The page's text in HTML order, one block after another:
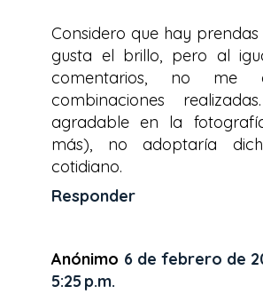
Considero que hay
gusta el brillo, pero al
comentarios, no me
combinaciones
agradable en la
más), no adoptaría
cotidiano.
Responder
Anónimo 6 de febrero de
5:25 p.m.